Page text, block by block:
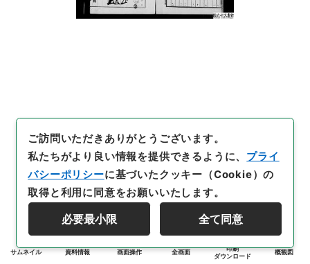
サムネイル 資料情報 画面操作 全画面
印刷
ダウンロード
概観図
ご訪問いただきありがとうございます。
私たちがより良い情報を提供できるように、 プライ
バシーポリシーに基づいたクッキー（Cookie）の
取得と利用に同意をお願いいたします。
必要最小限 全て同意